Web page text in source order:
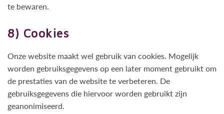
te bewaren.
8) Cookies
Onze website maakt wel gebruik van cookies. Mogelijk
worden gebruiksgegevens op een later moment gebruikt om
de prestaties van de website te verbeteren. De
gebruiksgegevens die hiervoor worden gebruikt zijn
geanonimiseerd.